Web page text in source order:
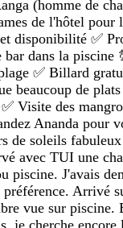
(homme de
de l'hôtel pour
disponibilité ✅️
bar dans la piscine
✅️ Billard
beaucoup de
Visite des
Ananda pour
de soleils
avec TUI une
piscine. J'avais
Arrivé
vue sur piscine.
je cherche encore